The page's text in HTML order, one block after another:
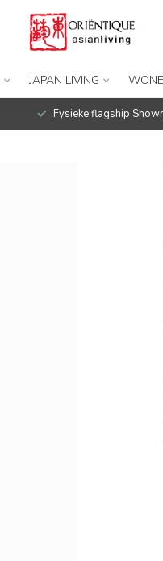
JAPAN LIVING
Fysieke flagship